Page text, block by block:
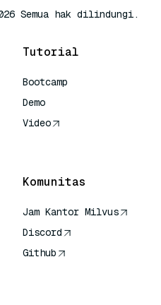
Semua hak dilindungi.
Tutorial
Bootcamp
Demo
Video
Komunitas
Jam Kantor Milvus
Discord
Github